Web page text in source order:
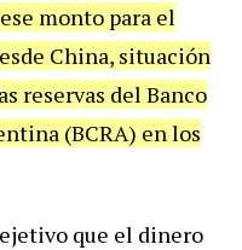
monto para el
China, situación
reservas del Banco
(BCRA) en los
que el dinero